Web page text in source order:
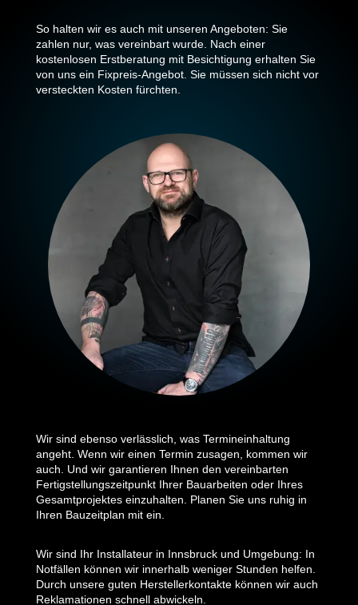
So halten wir es auch mit unseren Angeboten: Sie
zahlen nur, was vereinbart wurde. Nach einer
kostenlosen Erstberatung mit Besichtigung erhalten Sie
von uns ein Fixpreis-Angebot. Sie müssen sich nicht vor
versteckten Kosten fürchten.
Wir sind ebenso verlässlich, was Termineinhaltung
angeht. Wenn wir einen Termin zusagen, kommen wir
auch. Und wir garantieren Ihnen den vereinbarten
Fertigstellungszeitpunkt Ihrer Bauarbeiten oder Ihres
Gesamtprojektes einzuhalten. Planen Sie uns ruhig in
Ihren Bauzeitplan mit ein.
Wir sind Ihr Installateur in Innsbruck und Umgebung: In
Notfällen können wir innerhalb weniger Stunden helfen.
Durch unsere guten Herstellerkontakte können wir auch
Reklamationen schnell abwickeln.